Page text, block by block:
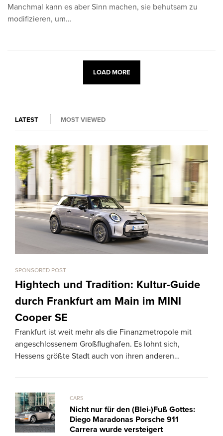
Manchmal kann es aber Sinn machen, sie behutsam zu
modifizieren, um…
LOAD MORE
LATEST MOST VIEWED
SPONSORED POST
Hightech und Tradition: Kultur-Guide
durch Frankfurt am Main im MINI
Cooper SE
Frankfurt ist weit mehr als die Finanzmetropole mit
angeschlossenem Großflughafen. Es lohnt sich,
Hessens größte Stadt auch von ihren anderen…
CARS
Nicht nur für den (Blei-)Fuß Gottes:
Diego Maradonas Porsche 911
Carrera wurde versteigert